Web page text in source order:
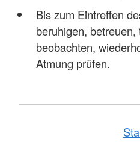
Bis zum Eintreffen
beruhigen, betreuen,
beobachten,
Atmung prüfen.